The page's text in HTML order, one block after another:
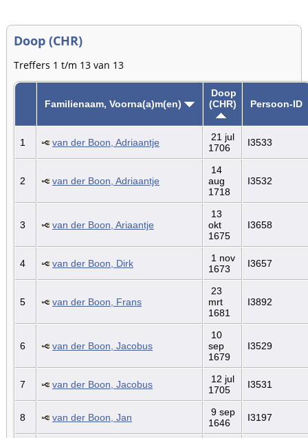
Doop (CHR)
Treffers 1 t/m 13 van 13
Familienaam, Voorna(a)m(en)
Doop
(CHR)
Persoon-ID
1 van der Boon, Adriaantje
21 jul
1706
I3533
2 van der Boon, Adriaantje
14
aug
1718
I3532
3 van der Boon, Ariaantje
13
okt
1675
I3658
4 van der Boon, Dirk
1 nov
1673
I3657
5 van der Boon, Frans
23
mrt
1681
I3892
6 van der Boon, Jacobus
10
sep
1679
I3529
7 van der Boon, Jacobus
12 jul
1705
I3531
8 van der Boon, Jan
9 sep
1646
I3197